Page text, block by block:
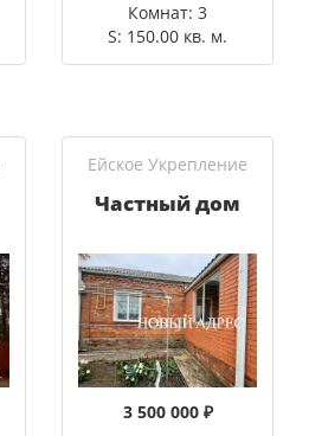
Комнат: 3
S: 150.00 кв. м.
Ейское Укрепление
Частный дом
3 500 000 ₽